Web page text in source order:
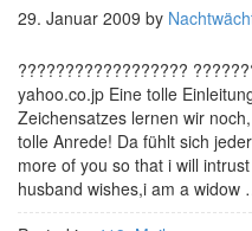
29. Januar 2009 by
??????????????????
yahoo.co.jp Eine tolle
Zeichensatzes lernen wir
tolle Anrede! Da fühlt sich
more of you so that i will
husband wishes,i am a widow